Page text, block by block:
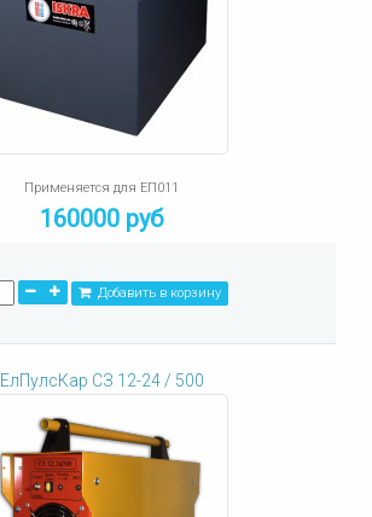
Применяется для ЕП011
160000 руб
Добавить в корзину
ЕлПулсКар СЗ 12-24 / 500